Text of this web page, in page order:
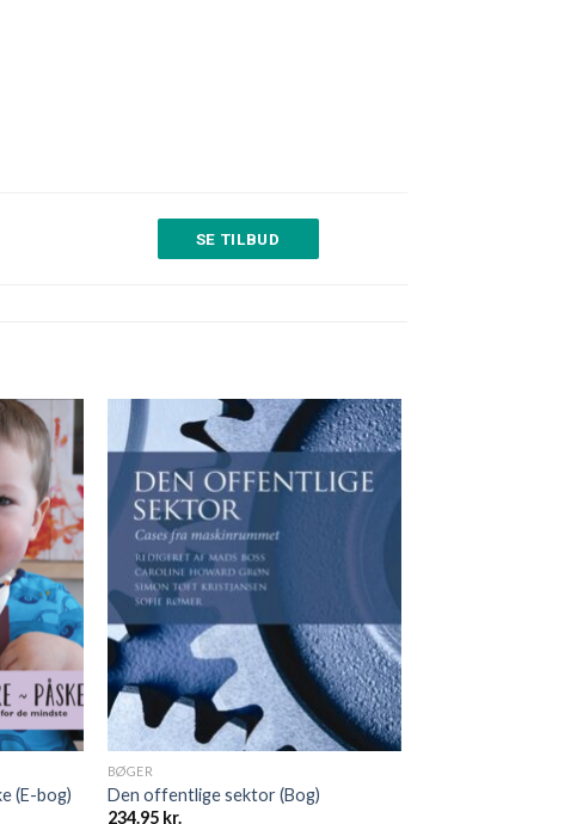
SE TILBUD
(E-bog)
BØGER
Den offentlige sektor (Bog)
234.95 kr.